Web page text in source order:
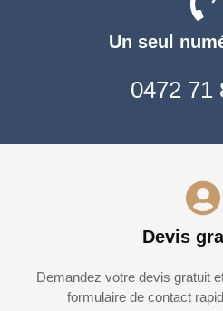
Un seul
0472 71
Devis
Demandez votre devis gratuit
formulaire de contact